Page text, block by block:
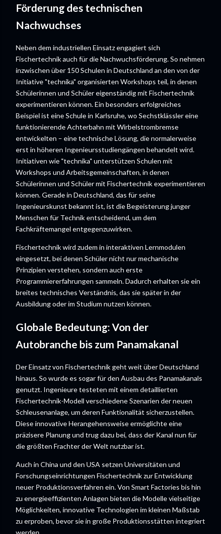
Förderung des technischen
Nachwuchses
Neben dem industriellen Einsatz engagiert sich
Fischertechnik auch für die Nachwuchsförderung. So nehmen
inzwischen über 150 Schulen in Deutschland an den von der
Initiative "technika" organisierten Workshops teil, in denen
Schülerinnen und Schüler eigenständig mit Fischertechnik
experimentieren können. Ein besonders erfolgreiches
Beispiel ist eine Schule in Karlsruhe, wo Sechstklässler eine
funktionierende Achterbahn mit Wirbelstrombremse
entwickelten – eine technische Lösung, die normalerweise
erst in höheren Ingenieursstudiengängen behandelt wird.
Initiativen wie "technika" unterstützen Schulen mit
Workshops und Arbeitsgemeinschaften, in denen
Schülerinnen und Schüler mit Fischertechnik experimentieren
können. Gerade in Deutschland, das für seine
Ingenieurskunst bekannt ist, ist die Begeisterung junger
Menschen für Technik entscheidend, um dem
Fachkräftemangel entgegenzuwirken.
Fischertechnik wird zudem in interaktiven Lernmodulen
eingesetzt, bei denen Schüler nicht nur mechanische
Prinzipien verstehen, sondern auch erste
Programmiererfahrungen sammeln. Dadurch erhalten sie ein
breites technisches Verständnis, das sie später in der
Ausbildung oder im Studium nutzen können.
Globale Bedeutung: Von der
Autobranche bis zum Panamakanal
Der Einsatz von Fischertechnik geht weit über Deutschland
hinaus. So wurde es sogar für den Ausbau des Panamakanals
genutzt. Ingenieure testeten mit einem detaillierten
Fischertechnik-Modell verschiedene Szenarien der neuen
Schleusenanlage, um deren Funktionalität sicherzustellen.
Diese innovative Herangehensweise ermöglichte eine
präzisere Planung und trug dazu bei, dass der Kanal nun für
die größten Frachter der Welt nutzbar ist.
Auch in China und den USA setzen Universitäten und
Forschungseinrichtungen Fischertechnik zur Entwicklung
neuer Produktionsverfahren ein. Von Smart Factories bis hin
zu energieeffizienten Anlagen bieten die Modelle vielseitige
Möglichkeiten, innovative Technologien im kleinen Maßstab
zu erproben, bevor sie in große Produktionsstätten integriert